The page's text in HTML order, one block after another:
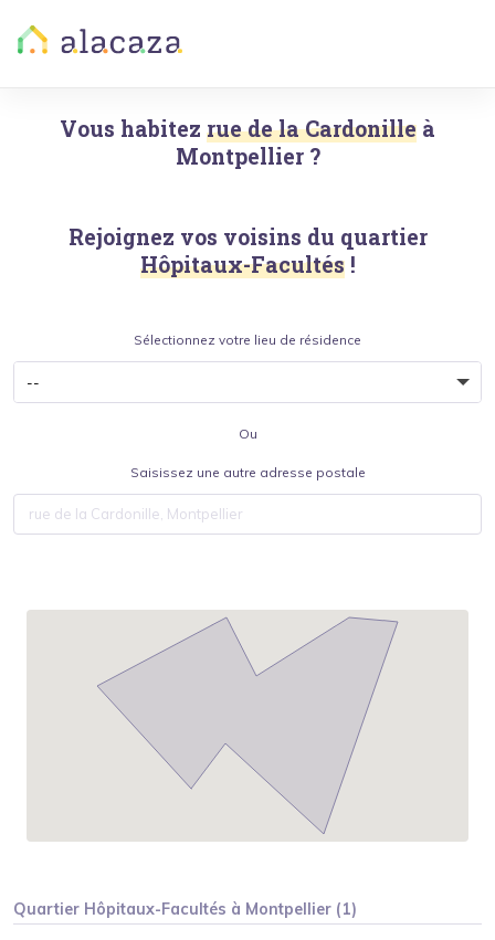
Vous habitez rue de la Cardonille à
Montpellier?
Rejoignez vos voisins du quartier
Hôpitaux-Facultés !
Sélectionnez votre lieu de résidence
Ou
Saisissez une autre adresse postale
Quartier Hôpitaux-Facultés à Montpellier (1)